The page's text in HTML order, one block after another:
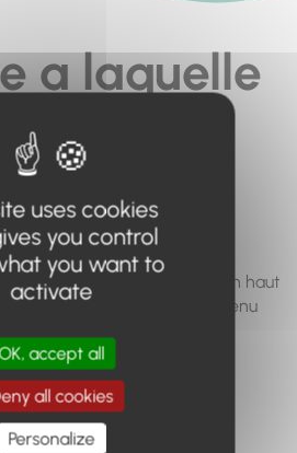
a laquelle
à
n'existe
ou plus.
le moteur de recherche en haut
le menu pour trouver le contenu
à l'accueil
uses cookies
you control
you want to
activate
accept all
all cookies
Personalize